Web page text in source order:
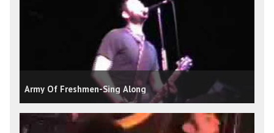
Army Of Freshmen-Sing Along